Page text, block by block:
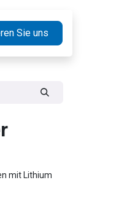
Sie uns
mit Lithium